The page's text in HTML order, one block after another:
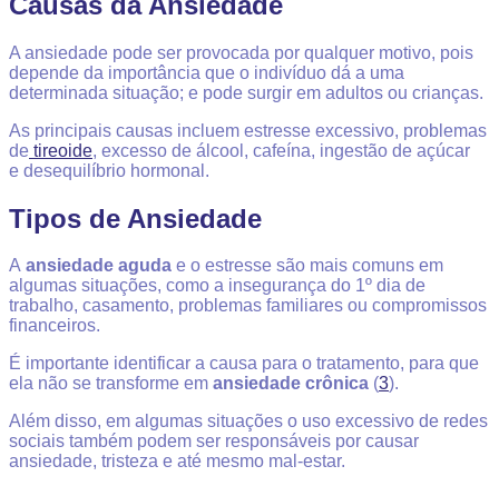
A ansiedade pode ser provocada por qualquer motivo, pois
depende da importância que o indivíduo dá a uma
determinada situação; e pode surgir em adultos ou crianças.
As principais causas incluem estresse excessivo, problemas
de tireoide, excesso de álcool, cafeína, ingestão de açúcar
e desequilíbrio hormonal.
Tipos de Ansiedade
A ansiedade aguda e o estresse são mais comuns em
algumas situações, como a insegurança do 1º dia de
trabalho, casamento, problemas familiares ou compromissos
financeiros.
É importante identificar a causa para o tratamento, para que
ela não se transforme em ansiedade crônica (3).
Além disso, em algumas situações o uso excessivo de redes
sociais também podem ser responsáveis por causar
ansiedade, tristeza e até mesmo mal-estar.